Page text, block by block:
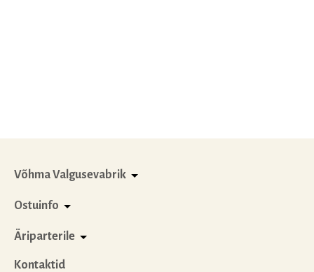
Võhma Valgusevabrik
Ostuinfo
Äriparterile
Kontaktid